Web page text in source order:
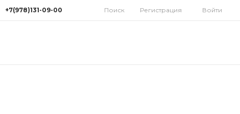
+7(978)131-09-00 Поиск Регистрация Войти